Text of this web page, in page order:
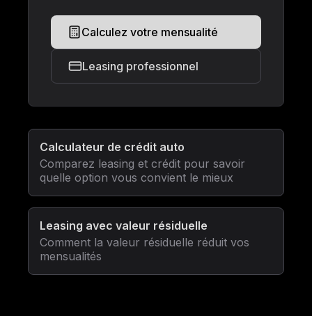
Calculez votre mensualité
Leasing professionnel
Calculateur de crédit auto
Comparez leasing et crédit pour savoir
quelle option vous convient le mieux
Leasing avec valeur résiduelle
Comment la valeur résiduelle réduit vos
mensualités